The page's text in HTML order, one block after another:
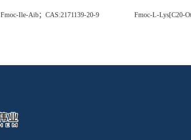
Fmoc-Ile-Aib；CAS:2171139-20-9
Fmoc-L-Lys[C20-